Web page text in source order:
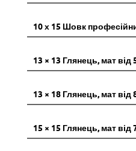
10 х 15 Шовк
13 × 13 Глянець, мат від
13 × 18 Глянець, мат від
15 × 15 Глянець, мат від